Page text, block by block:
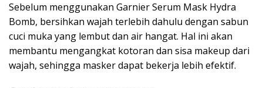
Sebelum menggunakan Garnier Serum Mask Hydra
Bomb, bersihkan wajah terlebih dahulu dengan sabun
cuci muka yang lembut dan air hangat. Hal ini akan
membantu mengangkat kotoran dan sisa makeup dari
wajah, sehingga masker dapat bekerja lebih efektif.